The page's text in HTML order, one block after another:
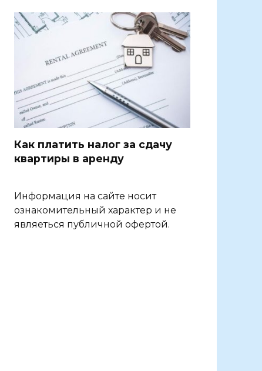
Как платить налог за сдачу
квартиры в аренду
Информация на сайте носит
ознакомительный характер и не
являеться публичной офертой.